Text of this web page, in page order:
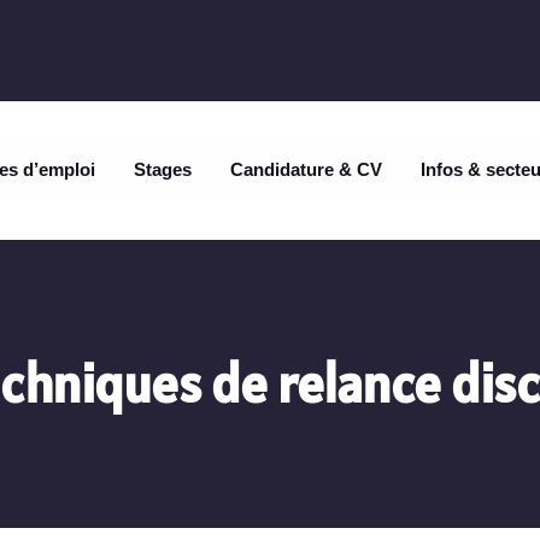
d’emploi Stages Candidature & CV Infos &
de relance